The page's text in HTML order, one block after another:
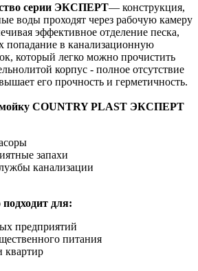
серии ЭКСПЕРТ— конструкция,
воды проходят через рабочую камеру
эффективное отделение песка,
попадание в канализационную
который легко можно прочистить
корпус - полное отсутствие
его прочность и герметичность.
мойку COUNTRY PLAST ЭКСПЕРТ
запахи
канализации
подходит для:
предприятий
питания
квартир